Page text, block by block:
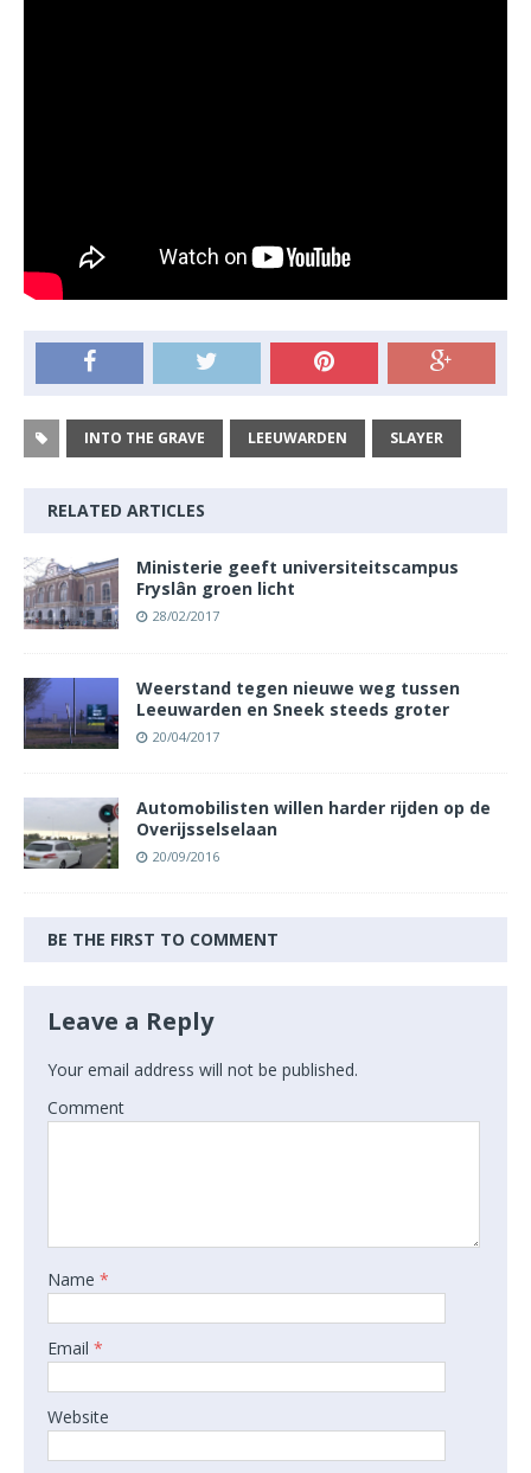
INTO THE GRAVE LEEUWARDEN SLAYER
RELATED ARTICLES
Ministerie geeft universiteitscampus
Fryslân groen licht
28/02/2017
Weerstand tegen nieuwe weg tussen
Leeuwarden en Sneek steeds groter
20/04/2017
Automobilisten willen harder rijden op de
Overijsselselaan
20/09/2016
BE THE FIRST TO COMMENT
Leave a Reply
Your email address will not be published.
Comment
Name *
Email *
Website